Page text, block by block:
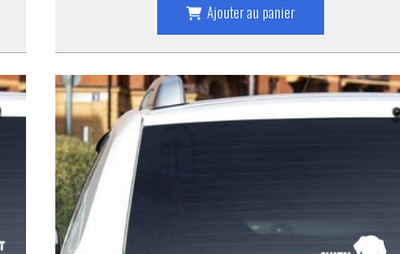
Ajouter au panier